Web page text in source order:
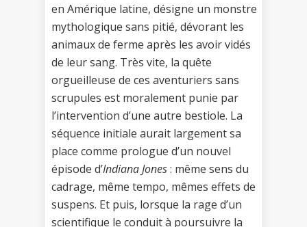
en Amérique latine, désigne un monstre
mythologique sans pitié, dévorant les
animaux de ferme après les avoir vidés
de leur sang. Très vite, la quête
orgueilleuse de ces aventuriers sans
scrupules est moralement punie par
l’intervention d’une autre bestiole. La
séquence initiale aurait largement sa
place comme prologue d’un nouvel
épisode d’Indiana Jones: même sens du
cadrage, même tempo, mêmes effets de
suspens. Et puis, lorsque la rage d’un
scientifique le conduit à poursuivre la